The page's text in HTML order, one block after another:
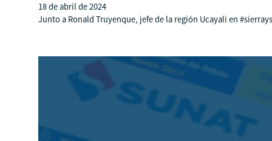
18 de abril de 2024
Junto a Ronald Truyenque, jefe de la región Ucayali en